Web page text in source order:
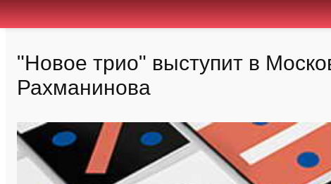
"Новое трио" выступит в
Рахманинова